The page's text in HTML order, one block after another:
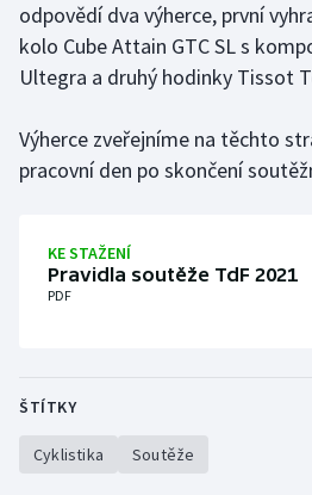
Parasport
Plavání
Plážový volejbal
Rychlobruslení
odpovědí dva výherce, první
kolo Cube Attain GTC SL s
Ultegra a druhý hodinky Tissot
Výherce zveřejníme na těchto
pracovní den po skončení
KE STAŽENÍ
Pravidla soutěže TdF 2021
PDF
ŠTÍTKY
Cyklistika Soutěže